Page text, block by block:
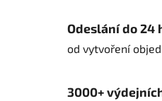
Odeslání do 24
od vytvoření
3000+